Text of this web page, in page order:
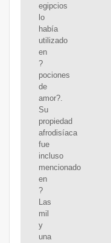
egipcios
lo
había
utilizado
en
?
pociones
de
amor?.
Su
propiedad
afrodisíaca
fue
incluso
mencionado
en
?
Las
mil
y
una